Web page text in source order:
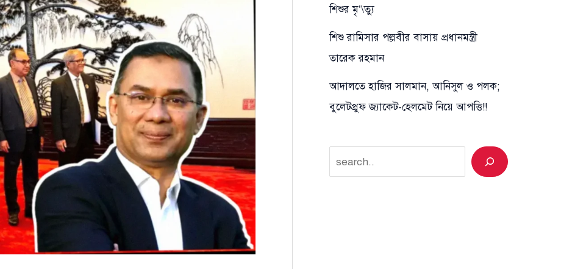
শিশুর মৃ’\ত্যু
শিশু রামিসার পল্লবীর বাসায় প্রধানমন্ত্রী
তারেক রহমান
আদালতে হাজির সালমান, আনিসুল ও পলক;
বুলেটপ্রুফ জ্যাকেট-হেলমেট নিয়ে আপত্তি!!